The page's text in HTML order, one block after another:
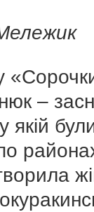
–
якій